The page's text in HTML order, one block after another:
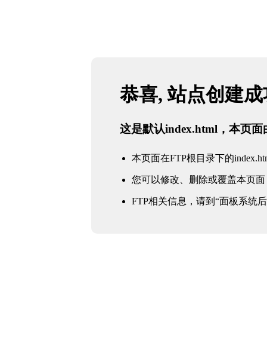
恭喜, 站点创建
这是默认index.html，本页面
本页面在FTP根目录下的
您可以修改、删除或覆盖本页面
FTP相关信息，请到“面板系统